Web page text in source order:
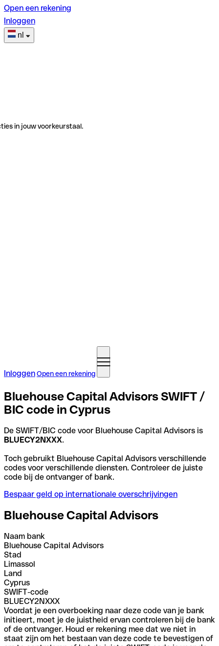
Open een rekening
Inloggen
nl
in jouw voorkeurstaal.
InloggenOpen een rekening
Bluehouse Capital Advisors SWIFT /
BIC code in Cyprus
De SWIFT/BIC code voor Bluehouse Capital Advisors is
BLUECY2NXXX.
Toch gebruikt Bluehouse Capital Advisors verschillende
codes voor verschillende diensten. Controleer de juiste
code bij de ontvanger of bank.
Bespaar geld op internationale overschrijvingen
Bluehouse Capital Advisors
Naam bank
Bluehouse Capital Advisors
Stad
Limassol
Land
Cyprus
SWIFT-code
BLUECY2NXXX
Voordat je een overboeking naar deze code van je bank
initieert, moet je de juistheid ervan controleren bij de bank
of de ontvanger. Houd er rekening mee dat we niet in
staat zijn om het bestaan van deze code te bevestigen of